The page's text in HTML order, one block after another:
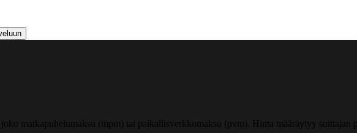
matkapuhelumaksu (mpm) tai paikallisverkkomaksu (pvm). Hinta määräytyy soittajan